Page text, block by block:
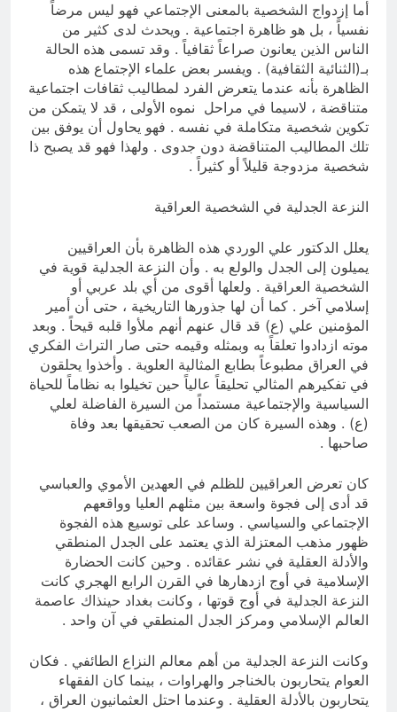
أما إزدواج الشخصية بالمعنى الإجتماعي فهو ليس مرضاً
نفسياً ، بل هو ظاهرة اجتماعية . ويحدث لدى كثير من
الناس الذين يعانون صراعاً ثقافياً . وقد تسمى هذه الحالة
بـ(الثنائية الثقافية) . ويفسر بعض علماء الإجتماع هذه
الظاهرة بأنه عندما يتعرض الفرد لمطاليب ثقافات اجتماعية
متناقضة ، لاسيما في مراحل نموه الأولى ، قد لا يتمكن من
تكوين شخصية متكاملة في نفسه . فهو يحاول أن يوفق بين
تلك المطاليب المتناقضة دون جدوى . ولهذا فهو قد يصبح ذا
شخصية مزدوجة قليلاً أو كثيراً .
النزعة الجدلية في الشخصية العراقية
يعلل الدكتور علي الوردي هذه الظاهرة بأن العراقيين
يميلون إلى الجدل والولع به . وأن النزعة الجدلية قوية في
الشخصية العراقية . ولعلها أقوى من أي بلد عربي أو
إسلامي آخر . كما أن لها جذورها التاريخية ، حتى أن أمير
المؤمنين علي (ع) قد قال عنهم أنهم ملأوا قلبه قيحاً . وبعد
موته ازدادوا تعلقاً به وبمثله وقيمه حتى صار التراث الفكري
في العراق مطبوعاً بطابع المثالية العلوية . وأخذوا يحلقون
في تفكيرهم المثالي تحليقاً عالياً حين تخيلوا به نظاماً للحياة
السياسية والإجتماعية مستمداً من السيرة الفاضلة لعلي
(ع) . وهذه السيرة كان من الصعب تحقيقها بعد وفاة
صاحبها .
كان تعرض العراقيين للظلم في العهدين الأموي والعباسي
قد أدى إلى فجوة واسعة بين مثلهم العليا وواقعهم
الإجتماعي والسياسي . وساعد على توسيع هذه الفجوة
ظهور مذهب المعتزلة الذي يعتمد على الجدل المنطقي
والأدلة العقلية في نشر عقائده . وحين كانت الحضارة
الإسلامية في أوج ازدهارها في القرن الرابع الهجري كانت
النزعة الجدلية في أوج قوتها ، وكانت بغداد حينذاك عاصمة
العالم الإسلامي ومركز الجدل المنطقي في آن واحد .
وكانت النزعة الجدلية من أهم معالم النزاع الطائفي . فكان
العوام يتحاربون بالخناجر والهراوات ، بينما كان الفقهاء
يتحاربون بالأدلة العقلية . وعندما احتل العثمانيون العراق ،